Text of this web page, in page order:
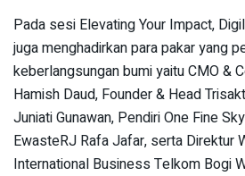
Pada sesi Elevating Your Impact,
juga menghadirkan para pakar yang
keberlangsungan bumi yaitu CMO &
Hamish Daud, Founder & Head
Juniati Gunawan, Pendiri One Fine
EwasteRJ Rafa Jafar, serta Direktur
International Business Telkom Bogi